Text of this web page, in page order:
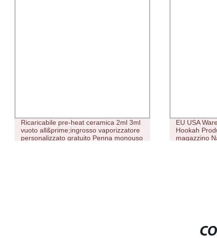
Ricaricabile pre-heat ceramica 2ml 3ml
vuoto all&prime;ingrosso vaporizzatore
personalizzato gratuito Penna monouso
EU USA
Hookah
magazzino